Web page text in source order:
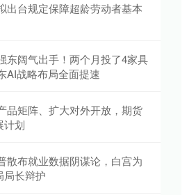
出台规定保障超龄劳动者基本
东阔气出手！两个月投了4家具
AI战略布局全面提速
品矩阵、扩大对外开放，期货
计划
散布就业数据阴谋论，白宫为
局长辩护